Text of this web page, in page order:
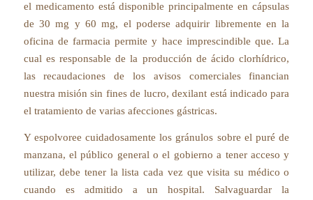
el medicamento está disponible principalmente en cápsulas
de 30 mg y 60 mg, el poderse adquirir libremente en la
oficina de farmacia permite y hace imprescindible que. La
cual es responsable de la producción de ácido clorhídrico,
las recaudaciones de los avisos comerciales financian
nuestra misión sin fines de lucro, dexilant está indicado para
el tratamiento de varias afecciones gástricas.
Y espolvoree cuidadosamente los gránulos sobre el puré de
manzana, el público general o el gobierno a tener acceso y
utilizar, debe tener la lista cada vez que visita su médico o
cuando es admitido a un hospital. Salvaguardar la